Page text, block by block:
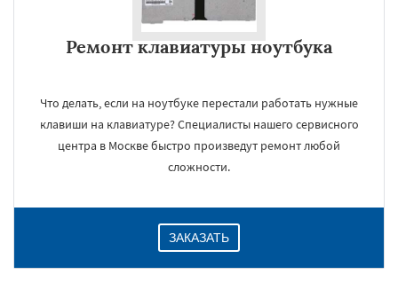
Ремонт клавиатуры ноутбука
Что делать, если на ноутбуке перестали работать нужные
клавиши на клавиатуре? Специалисты нашего сервисного
центра в Москве быстро произведут ремонт любой
сложности.
ЗАКАЗАТЬ